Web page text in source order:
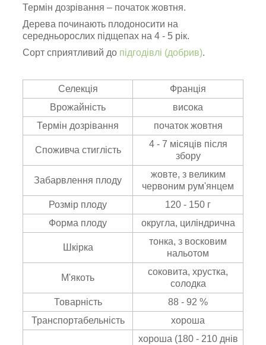
Термін дозрівання – початок жовтня.
Дерева починають плодоносити на
середньорослих підщепах на 4 - 5 рік.
Сорт сприятливий до підгодівлі (добрив).
Селекція
Франція
Врожайність
висока
Термін дозрівання
початок жовтня
Споживча стиглість
4 - 7 місяців після
збору
Забарвлення плоду
жовте, з великим
червоним рум'янцем
Розмір плоду
120 - 150 г
Форма плоду
округла, циліндрична
Шкірка
тонка, з восковим
нальотом
М'якоть
соковита, хрустка,
солодка
Товарність
88 - 92 %
Транспортабельність
хороша
хороша (180 - 210 днів